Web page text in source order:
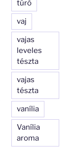
túró
vaj
vajas
leveles
tészta
vajas
tészta
vanília
Vanília
aroma